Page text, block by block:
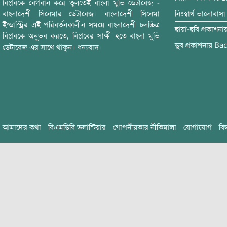
বিপ্লবকে বেগবান করে তুলতেই বাংলা মুভি ডেটাবেজ -
বাংলাদেশী সিনেমার ডেটাবেজ। বাংলাদেশী সিনেমা
ইন্ডাস্ট্রির এই পরিবর্তনকালীন সময়ে বাংলাদেশী চলচ্চিত্র
বিপ্লবকে অনুভব করতে, বিপ্লবের সাক্ষী হতে বাংলা মুভি
ডেটাবেজ এর সাথে থাকুন। ধন্যবাদ।
নিঃস্বার্থ ভালোবাসা
ছায়া-ছবি
ডুব প্রকাশনায়
আমাদের কথা বিএমডিবি ভলান্টিয়ার গোপনীয়তার নীতিমালা যোগাযোগ